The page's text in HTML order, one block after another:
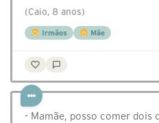
(Caio, 8 anos)
Irmãos Mãe
- Mamãe, posso comer dois